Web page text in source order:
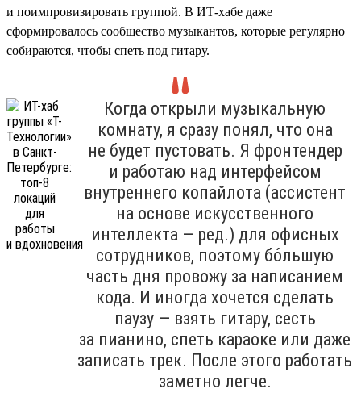
и поимпровизировать группой. В ИТ-хабе даже
сформировалось сообщество музыкантов, которые регулярно
собираются, чтобы спеть под гитару.
Когда открыли музыкальную
комнату, я сразу понял, что она
не будет пустовать. Я фронтендер
и работаю над интерфейсом
внутреннего копайлота (ассистент
на основе искусственного
интеллекта — ред.) для офисных
сотрудников, поэтому бо́льшую
часть дня провожу за написанием
кода. И иногда хочется сделать
паузу — взять гитару, сесть
за пианино, спеть караоке или даже
записать трек. После этого работать
заметно легче.